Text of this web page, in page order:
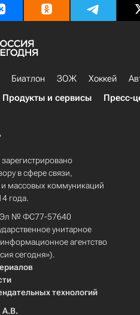
Биатлон ЗОЖ Хоккей
Продукты и сервисы Пресс-
в сфере связи,
массовых коммуникаций
года.
Эл № ФС77-57640
унитарное
агентство
сегодня»).
технологий
А.В.